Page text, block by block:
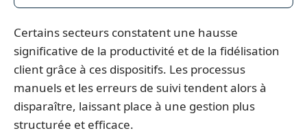
Certains secteurs constatent une hausse
significative de la productivité et de la fidélisation
client grâce à ces dispositifs. Les processus
manuels et les erreurs de suivi tendent alors à
disparaître, laissant place à une gestion plus
structurée et efficace.